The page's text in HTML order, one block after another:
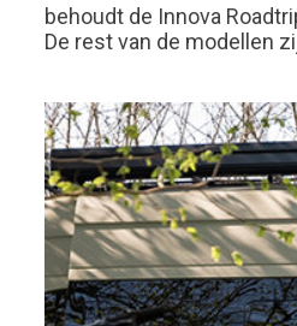
behoudt de Innova
De rest van de modellen